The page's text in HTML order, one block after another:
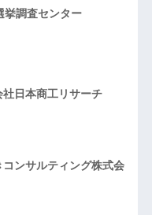
調査センター
日本商工リサーチ
ンサルティング株式会